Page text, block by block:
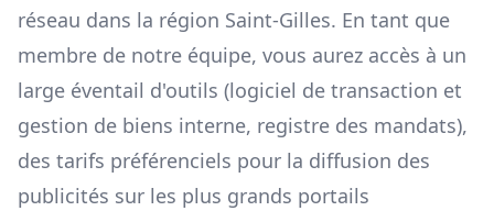
réseau dans la région Saint-Gilles. En tant que
membre de notre équipe, vous aurez accès à un
large éventail d'outils (logiciel de transaction et
gestion de biens interne, registre des mandats),
des tarifs préférenciels pour la diffusion des
publicités sur les plus grands portails